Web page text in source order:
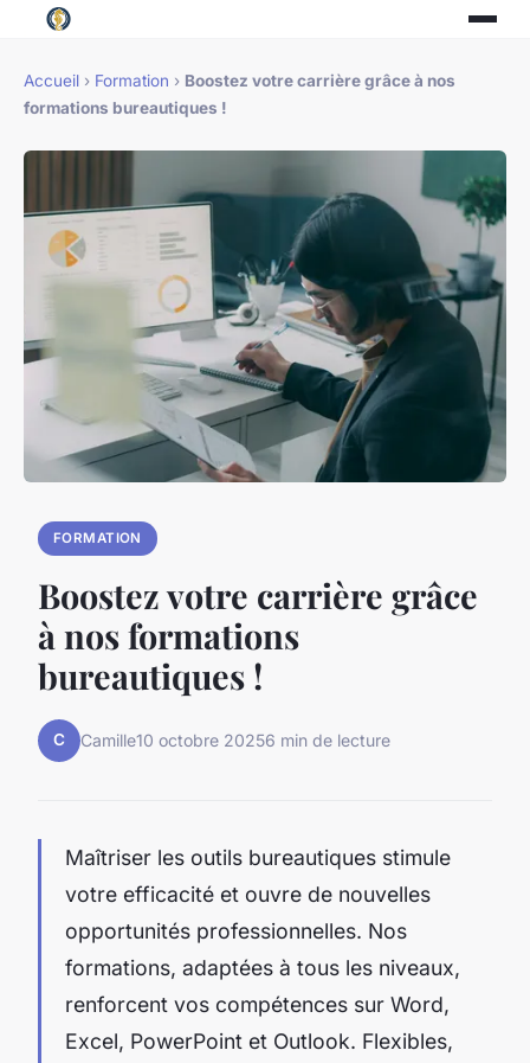
Accueil › Formation › Boostez votre carrière grâce à nos
formations bureautiques !
FORMATION
Boostez votre carrière grâce
à nos formations
bureautiques !
C Camille10 octobre 20256 min de lecture
Maîtriser les outils bureautiques stimule
votre efficacité et ouvre de nouvelles
opportunités professionnelles. Nos
formations, adaptées à tous les niveaux,
renforcent vos compétences sur Word,
Excel, PowerPoint et Outlook. Flexibles,